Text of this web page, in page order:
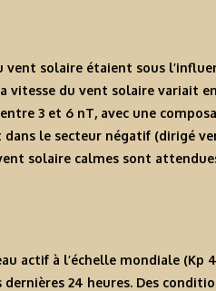
solaire étaient sous
vitesse du vent solaire variait
3 et 6 nT, avec une
le secteur négatif (dirigé
solaire calmes sont
actif à l’échelle mondiale (Kp
24 heures. Des